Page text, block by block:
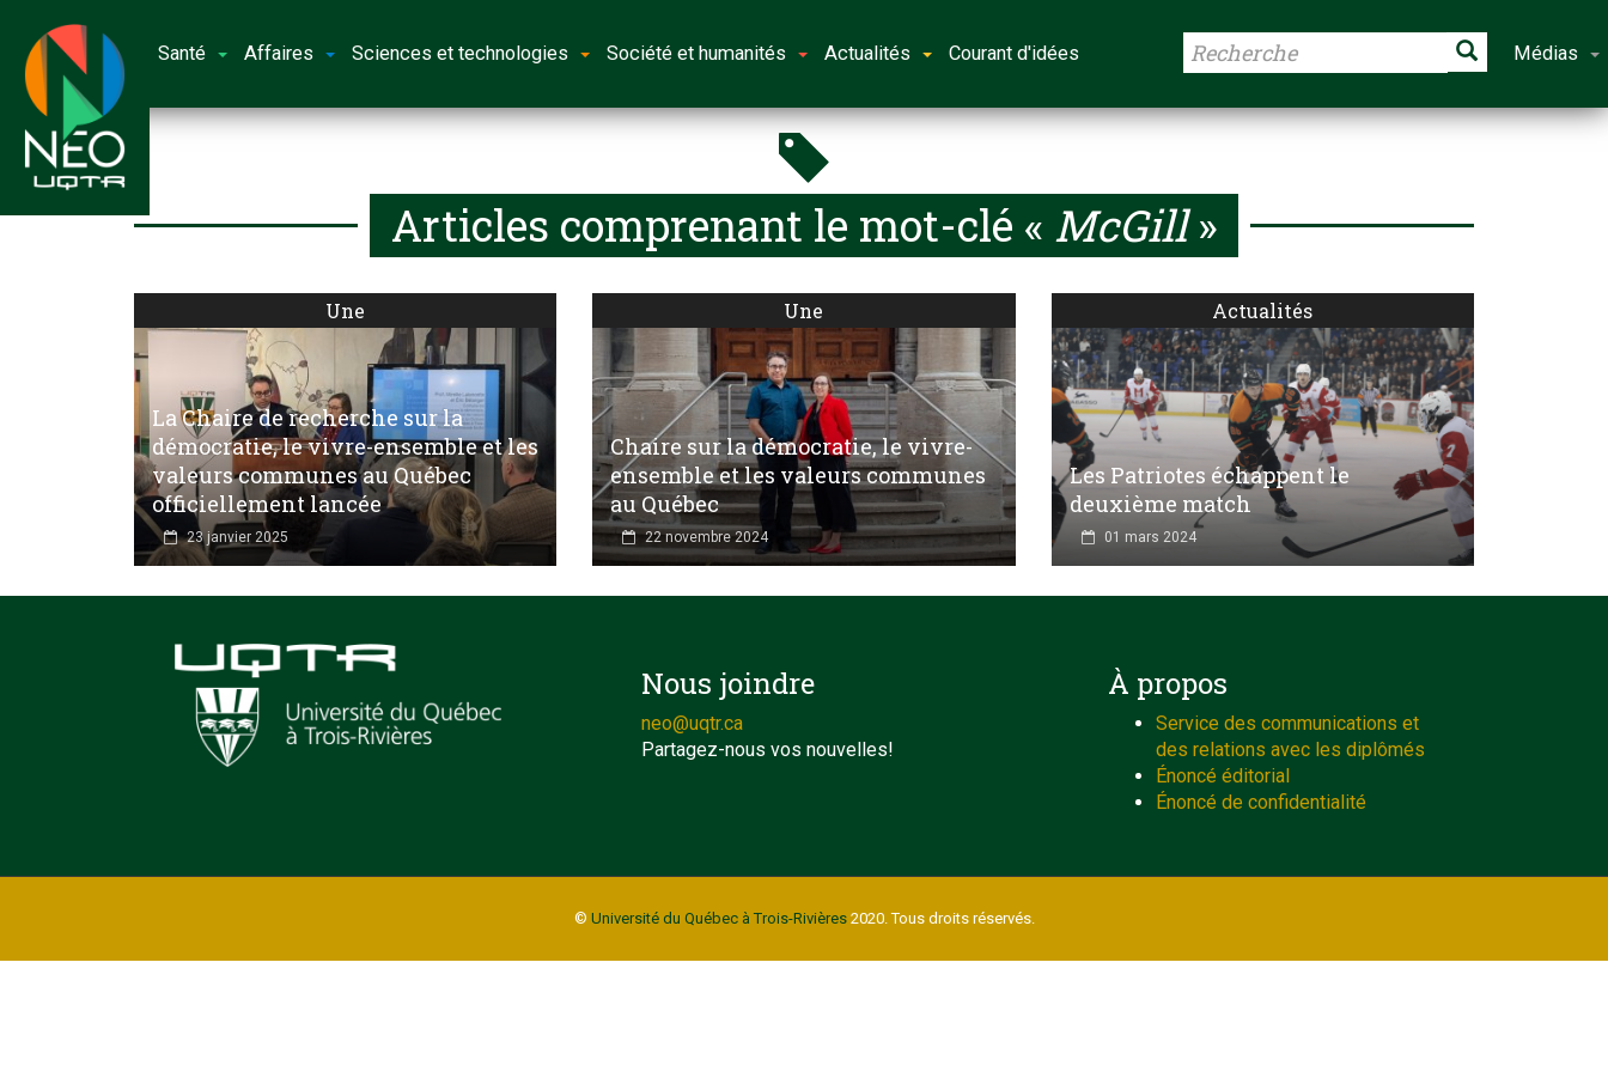
Santé Affaires Sciences et technologies Société et humanités Actualités Courant d'idées Médias
Articles comprenant le mot-clé « McGill»
Une
La Chaire de recherche sur la
démocratie, le vivre-ensemble et les
valeurs communes au Québec
officiellement lancée
23 janvier 2025
Une
Chaire sur la démocratie, le vivre-
ensemble et les valeurs communes
au Québec
22 novembre 2024
Actualités
Les Patriotes échappent le
deuxième match
01 mars 2024
Nous joindre
neo@uqtr.ca
Partagez-nous vos nouvelles!
À propos
Service des communications et
des relations avec les diplômés
Énoncé éditorial
Énoncé de confidentialité
© Université du Québec à Trois-Rivières2020. Tous droits réservés.